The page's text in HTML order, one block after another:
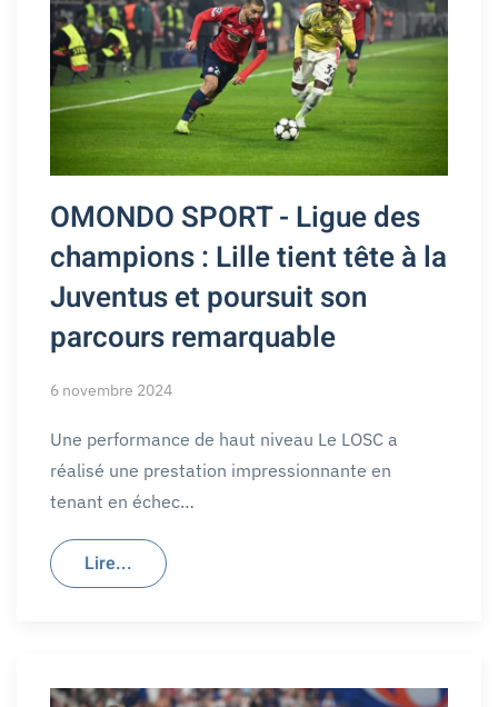
OMONDO SPORT - Ligue des
champions : Lille tient tête à la
Juventus et poursuit son
parcours remarquable
6 novembre 2024
Une performance de haut niveau Le LOSC a
réalisé une prestation impressionnante en
tenant en échec…
Lire...